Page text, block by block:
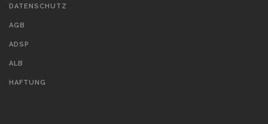
DATENSCHUTZ
AGB
ADSP
ALB
HAFTUNG